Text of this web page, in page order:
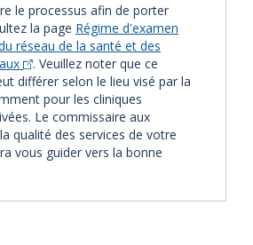
le processus afin de porter
la page Régime d'examen
réseau de la santé et des
. Veuillez noter que ce
différer selon le lieu visé par la
pour les cliniques
Le commissaire aux
qualité des services de votre
vous guider vers la bonne